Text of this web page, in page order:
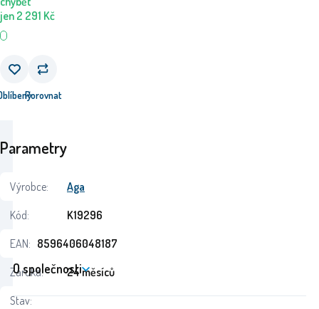
jen 2 291 Kč
Porovnat
Parametry
Výrobce:
Aga
Kód:
K19296
EAN: 8596406048187
Záruka:
24 měsíců
Stav:
O společnosti